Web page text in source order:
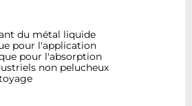
du métal liquide
pour l'application
pour l'absorption
non pelucheux